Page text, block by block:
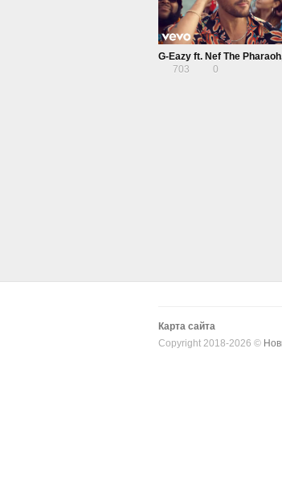
703
0
Карта сайта
Copyright 2018-2026 ©